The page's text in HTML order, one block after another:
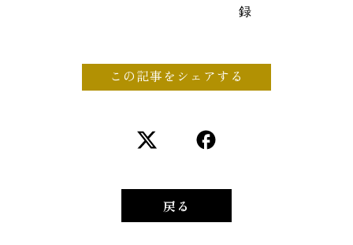
録
この記事をシェアする
戻る